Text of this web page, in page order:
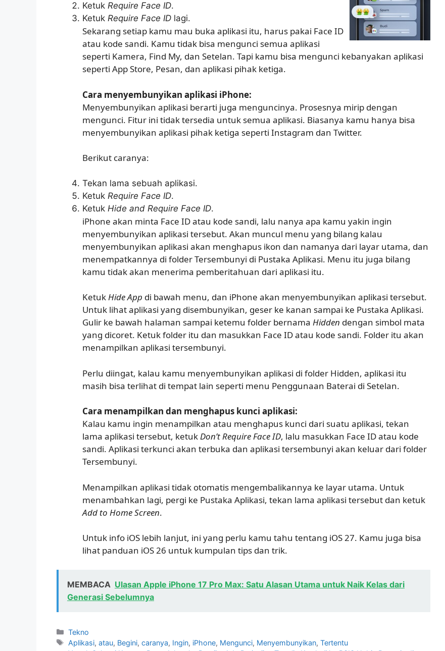
Ketuk Require Face ID.
Ketuk Require Face ID lagi.
Sekarang setiap kamu mau buka aplikasi itu, harus pakai Face ID
atau kode sandi. Kamu tidak bisa mengunci semua aplikasi
seperti Kamera, Find My, dan Setelan. Tapi kamu bisa mengunci kebanyakan aplikasi
seperti App Store, Pesan, dan aplikasi pihak ketiga.
Cara menyembunyikan aplikasi iPhone:
Menyembunyikan aplikasi berarti juga menguncinya. Prosesnya mirip dengan
mengunci. Fitur ini tidak tersedia untuk semua aplikasi. Biasanya kamu hanya bisa
menyembunyikan aplikasi pihak ketiga seperti Instagram dan Twitter.
Berikut caranya:
Tekan lama sebuah aplikasi.
Ketuk Require Face ID.
Ketuk Hide and Require Face ID.
iPhone akan minta Face ID atau kode sandi, lalu nanya apa kamu yakin ingin
menyembunyikan aplikasi tersebut. Akan muncul menu yang bilang kalau
menyembunyikan aplikasi akan menghapus ikon dan namanya dari layar utama, dan
menempatkannya di folder Tersembunyi di Pustaka Aplikasi. Menu itu juga bilang
kamu tidak akan menerima pemberitahuan dari aplikasi itu.
KetukHide App di bawah menu, dan iPhone akan menyembunyikan aplikasi tersebut.
Untuk lihat aplikasi yang disembunyikan, geser ke kanan sampai ke Pustaka Aplikasi.
Gulir ke bawah halaman sampai ketemu folder bernama Hidden dengan simbol mata
yang dicoret. Ketuk folder itu dan masukkan Face ID atau kode sandi. Folder itu akan
menampilkan aplikasi tersembunyi.
Perlu diingat, kalau kamu menyembunyikan aplikasi di folder Hidden, aplikasi itu
masih bisa terlihat di tempat lain seperti menu Penggunaan Baterai di Setelan.
Cara menampilkan dan menghapus kunci aplikasi:
Kalau kamu ingin menampilkan atau menghapus kunci dari suatu aplikasi, tekan
lama aplikasi tersebut, ketukDon’t Require Face ID, lalu masukkan Face ID atau kode
sandi. Aplikasi terkunci akan terbuka dan aplikasi tersembunyi akan keluar dari folder
Tersembunyi.
Menampilkan aplikasi tidak otomatis mengembalikannya ke layar utama. Untuk
menambahkan lagi, pergi ke Pustaka Aplikasi, tekan lama aplikasi tersebut dan ketuk
Add to Home Screen.
Untuk info iOS lebih lanjut, ini yang perlu kamu tahu tentang iOS 27. Kamu juga bisa
lihat panduan iOS 26 untuk kumpulan tips dan trik.
MEMBACA Ulasan Apple iPhone 17 Pro Max: Satu Alasan Utama untuk Naik Kelas dari
Generasi Sebelumnya
Kategori
Tekno
Tag
Aplikasi,atau, Begini,caranya, Ingin, iPhone, Mengunci, Menyembunyikan,Tertentu